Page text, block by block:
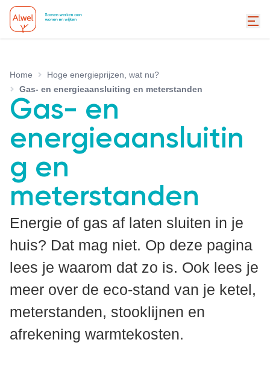
Home
Hoge energieprijzen, wat nu?
Gas- en energieaansluiting en meterstanden
Gas- en
energieaansluitin
g en
meterstanden
Energie of gas af laten sluiten in je
huis? Dat mag niet. Op deze pagina
lees je waarom dat zo is. Ook lees je
meer over de eco-stand van je ketel,
meterstanden, stooklijnen en
afrekening warmtekosten.